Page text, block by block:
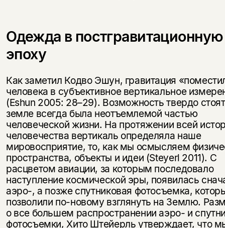
Одежда в постгравитационную
эпоху
Как заметил Кодво Эшун, гравитация
человека в субъективное вертикальное
(Eshun 2005: 28–29). Возможность твердо
земле всегда была неотъемлемой частью
человеческой жизни. На протяжении всей
человечества вертикаль определяла наше
мировосприятие, то, как мы осмысляем
пространства, объекты и идеи (Steyerl 2011). С
расцветом авиации, за которым последовало
наступление космической эры, появилась
аэро-, а позже спутниковая фотосъемка,
позволили по-новому взглянуть на Землю.
о все большем распространении аэро- и
фотосъемки, Хито Штейерль утверждает, что